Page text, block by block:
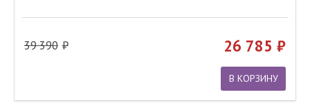
39 390 26 785
В КОРЗИНУ